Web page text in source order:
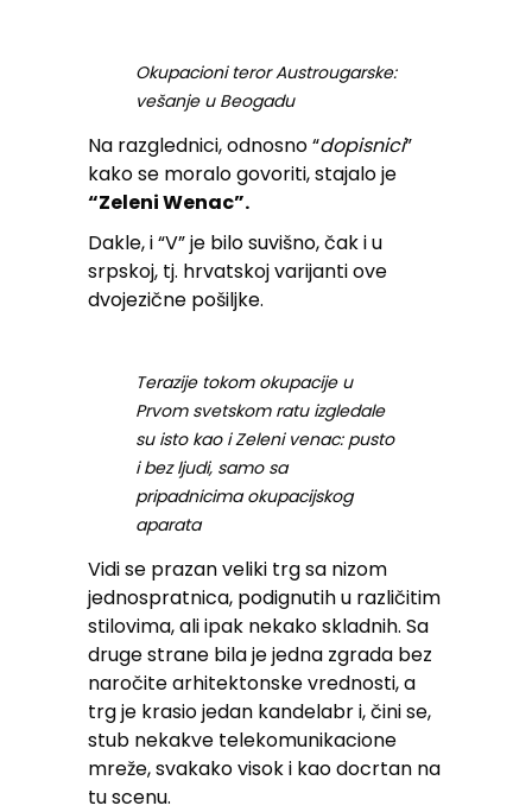
Okupacioni teror Austrougarske:
vešanje u Beogadu
Na razglednici, odnosno “dopisnici”
kako se moralo govoriti, stajalo je
“Zeleni Wenac”.
Dakle, i “V” je bilo suvišno, čak i u
srpskoj, tj. hrvatskoj varijanti ove
dvojezične pošiljke.
Terazije tokom okupacije u
Prvom svetskom ratu izgledale
su isto kao i Zeleni venac: pusto
i bez ljudi, samo sa
pripadnicima okupacijskog
aparata
Vidi se prazan veliki trg sa nizom
jednospratnica, podignutih u različitim
stilovima, ali ipak nekako skladnih. Sa
druge strane bila je jedna zgrada bez
naročite arhitektonske vrednosti, a
trg je krasio jedan kandelabr i, čini se,
stub nekakve telekomunikacione
mreže, svakako visok i kao docrtan na
tu scenu.